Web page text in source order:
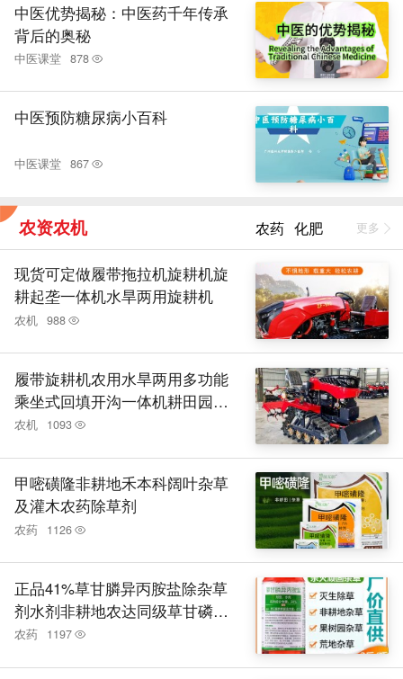
中医优势揭秘：中医药千年传承
背后的奥秘
中医课堂 878
中医预防糖尿病小百科
中医课堂 867
农资农机 农药 化肥 更多
现货可定做履带拖拉机旋耕机旋
耕起垄一体机水旱两用旋耕机
农机 988
履带旋耕机农用水旱两用多功能
乘坐式回填开沟一体机耕田园地
果园
农机 1093
甲嘧磺隆非耕地禾本科阔叶杂草
及灌木农药除草剂
农药 1126
正品41%草甘膦异丙胺盐除杂草
剂水剂非耕地农达同级草甘磷除
烂根
农药 1197